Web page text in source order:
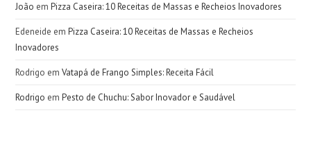
João emPizza Caseira: 10 Receitas de Massas e Recheios Inovadores
Edeneide emPizza Caseira: 10 Receitas de Massas e Recheios
Inovadores
Rodrigo emVatapá de Frango Simples: Receita Fácil
Rodrigo emPesto de Chuchu: Sabor Inovador e Saudável